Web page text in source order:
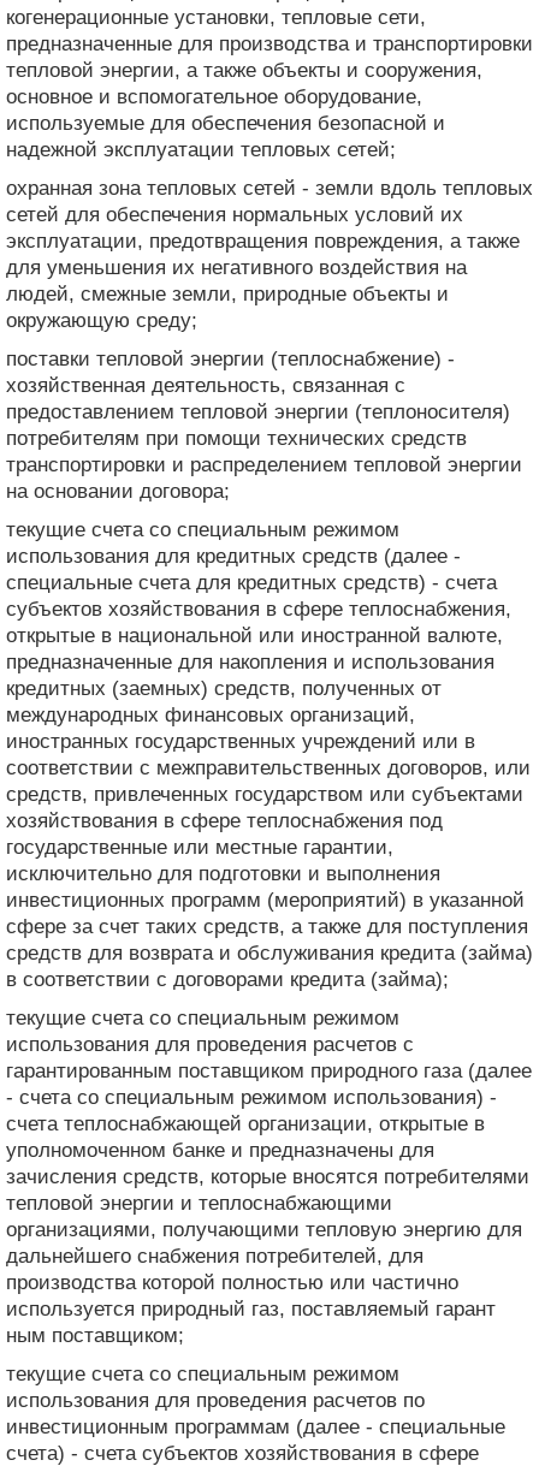
когенерационные установки, тепловые сети,
предназначенные для производства и транспортировки
тепловой энергии, а также объекты и сооружения,
основное и вспомогательное оборудование,
используемые для обеспечения безопасной и
надежной эксплуатации тепловых сетей;
охранная зона тепловых сетей - земли вдоль тепловых
сетей для обеспечения нормальных условий их
эксплуатации, предотвращения повреждения, а также
для уменьшения их негативного воздействия на
людей, смежные земли, природные объекты и
окружающую среду;
поставки тепловой энергии (теплоснабжение) -
хозяйственная деятельность, связанная с
предоставлением тепловой энергии (теплоносителя)
потребителям при помощи технических средств
транспортировки и распределением тепловой энергии
на основании договора;
текущие счета со специальным режимом
использования для кредитных средств (далее -
специальные счета для кредитных средств) - счета
субъектов хозяйствования в сфере теплоснабжения,
открытые в национальной или иностранной валюте,
предназначенные для накопления и использования
кредитных (заемных) средств, полученных от
международных финансовых организаций,
иностранных государственных учреждений или в
соответствии с межправительственных договоров, или
средств, привлеченных государством или субъектами
хозяйствования в сфере теплоснабжения под
государственные или местные гарантии,
исключительно для подготовки и выполнения
инвестиционных программ (мероприятий) в указанной
сфере за счет таких средств, а также для поступления
средств для возврата и обслуживания кредита (займа)
в соответствии с договорами кредита (займа);
текущие счета со специальным режимом
использования для проведения расчетов с
гарантированным поставщиком природного газа (далее
- счета со специальным режимом использования) -
счета теплоснабжающей организации, открытые в
уполномоченном банке и предназначены для
зачисления средств, которые вносятся потребителями
тепловой энергии и теплоснабжающими
организациями, получающими тепловую энергию для
дальнейшего снабжения потребителей, для
производства которой полностью или частично
используется природный газ, поставляемый гарант
ным поставщиком;
текущие счета со специальным режимом
использования для проведения расчетов по
инвестиционным программам (далее - специальные
счета) - счета субъектов хозяйствования в сфере